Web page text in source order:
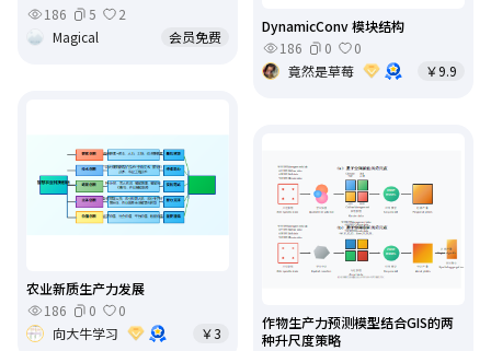
186
5
2
Magical
会员免费
DynamicConv 模块结构
186
0
0
竟然是草莓
￥9.9
农业新质生产力发展
186
0
0
向大牛学习
￥3
作物生产力预测模型结合GIS的两
种升尺度策略